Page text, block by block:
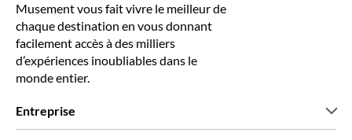
Musement vous fait vivre le meilleur de
chaque destination en vous donnant
facilement accès à des milliers
d’expériences inoubliables dans le
monde entier.
Entreprise